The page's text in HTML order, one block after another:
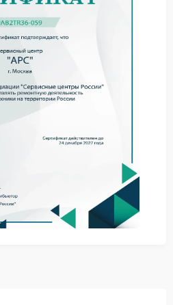
стоит
от сети
центр
диагностику
и замену поврежденных
надежные комплектующие,
работу устройства